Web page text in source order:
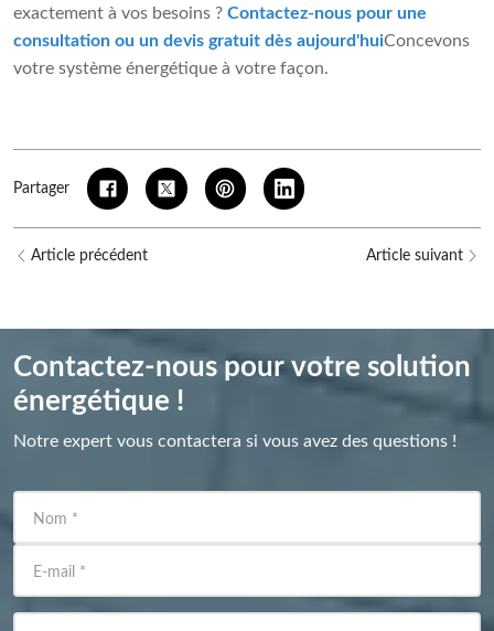
exactement à vos besoins ? Contactez-nous pour une
consultation ou un devis gratuit dès aujourd'huiConcevons
votre système énergétique à votre façon.
Partager
Article précédent Article suivant
Contactez-nous pour votre solution
énergétique !
Notre expert vous contactera si vous avez des questions !
Nom *
E-mail *